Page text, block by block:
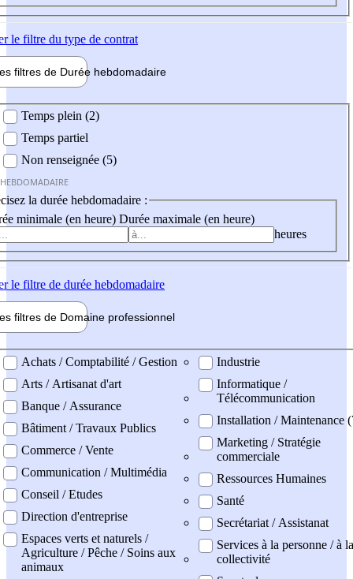
le filtre du type de contrat
filtres de Durée hebdomadaire
Temps plein (2)
Temps partiel
Non renseignée (5)
la durée hebdomadaire :
minimale (en heure) Durée maximale (en heure)
heures
le filtre de durée hebdomadaire
filtres de Domaine professionnel
professionel
Achats / Comptabilité / Gestion
Arts / Artisanat d'art
Banque / Assurance
Bâtiment / Travaux Publics
Commerce / Vente
Communication / Multimédia
Conseil / Etudes
Direction d'entreprise
Espaces verts et naturels /
Agriculture / Pêche / Soins aux
animaux
Industrie
Informatique /
Télécommunication
Installation / Maintenance
Marketing / Stratégie
commerciale
Ressources Humaines
Santé
Secrétariat / Assistanat
Services à la personne / à la
collectivité